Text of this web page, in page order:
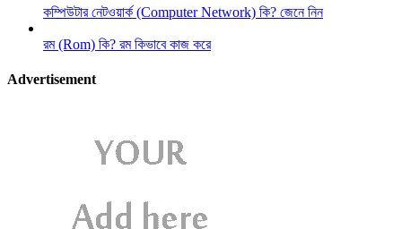
কম্পিউটার নেটওয়ার্ক (Computer Network) কি? জেনে নিন
রম (Rom) কি? রম কিভাবে কাজ করে
Advertisement